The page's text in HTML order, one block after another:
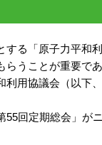
する「原子力平和
らうことが重要で
利用協議会（以下、
55回定期総会」が